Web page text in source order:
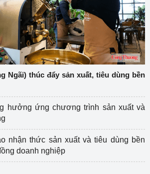
Ngãi) thúc đẩy sản xuất, tiêu dùng bền
hưởng ứng chương trình sản xuất và
nhận thức sản xuất và tiêu dùng bền
doanh nghiệp